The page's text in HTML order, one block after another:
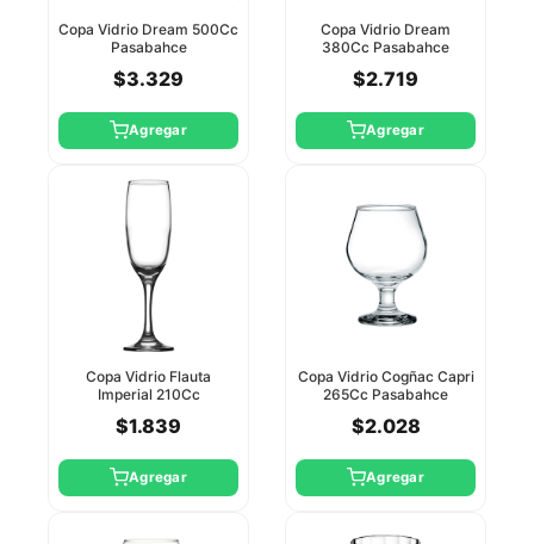
Copa Vidrio Dream 500Cc
Pasabahce
$3.329
Agregar
Copa Vidrio Dream
380Cc Pasabahce
$2.719
Agregar
Copa Vidrio Flauta
Imperial 210Cc
$1.839
Agregar
Copa Vidrio Cogñac Capri
265Cc Pasabahce
$2.028
Agregar